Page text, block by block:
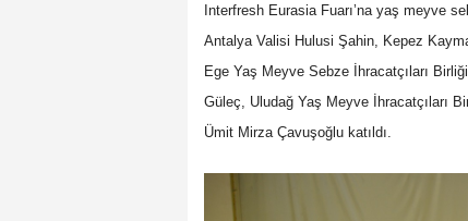
Interfresh Eurasia Fuarı’na yaş meyve
Antalya Valisi Hulusi Şahin, Kepez
Ege Yaş Meyve Sebze İhracatçıları
Güleç, Uludağ Yaş Meyve İhracatçıları
Ümit Mirza Çavuşoğlu katıldı.